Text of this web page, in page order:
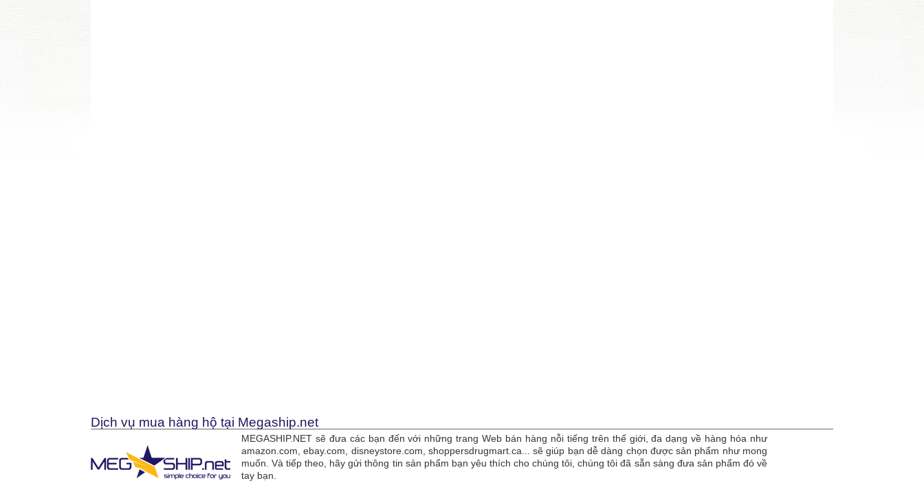
Dịch vụ mua hàng hộ tại Megaship.net
MEGASHIP.NET sẽ đưa các bạn đến với những trang Web bán hàng nỗi tiếng trên thế giới, đa dạng về hàng hóa như
amazon.com, ebay.com, disneystore.com, shoppersdrugmart.ca... sẽ giúp bạn dễ dàng chọn được sản phẩm như mong
muốn. Và tiếp theo, hãy gửi thông tin sản phẩm bạn yêu thích cho chúng tôi, chúng tôi đã sẵn sàng đưa sản phẩm đó về
tay bạn.